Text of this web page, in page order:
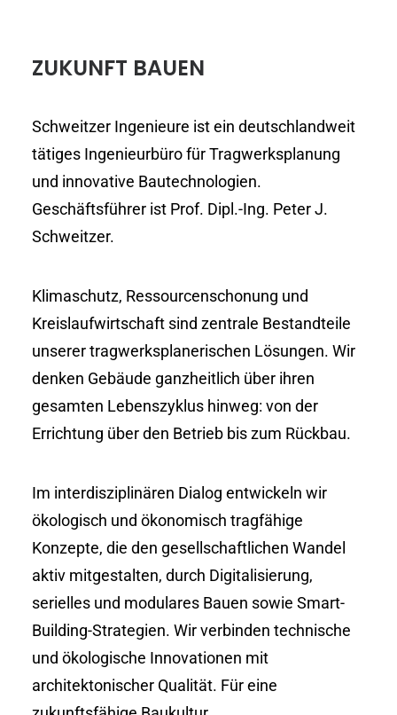
ZUKUNFT BAUEN
Schweitzer Ingenieure ist ein deutschlandweit
tätiges Ingenieurbüro für Tragwerksplanung
und innovative Bautechnologien.
Geschäftsführer ist Prof. Dipl.-Ing. Peter J.
Schweitzer.
Klimaschutz, Ressourcenschonung und
Kreislaufwirtschaft sind zentrale Bestandteile
unserer tragwerksplanerischen Lösungen. Wir
denken Gebäude ganzheitlich über ihren
gesamten Lebenszyklus hinweg: von der
Errichtung über den Betrieb bis zum Rückbau.
Im interdisziplinären Dialog entwickeln wir
ökologisch und ökonomisch tragfähige
Konzepte, die den gesellschaftlichen Wandel
aktiv mitgestalten, durch Digitalisierung,
serielles und modulares Bauen sowie Smart-
Building-Strategien. Wir verbinden technische
und ökologische Innovationen mit
architektonischer Qualität. Für eine